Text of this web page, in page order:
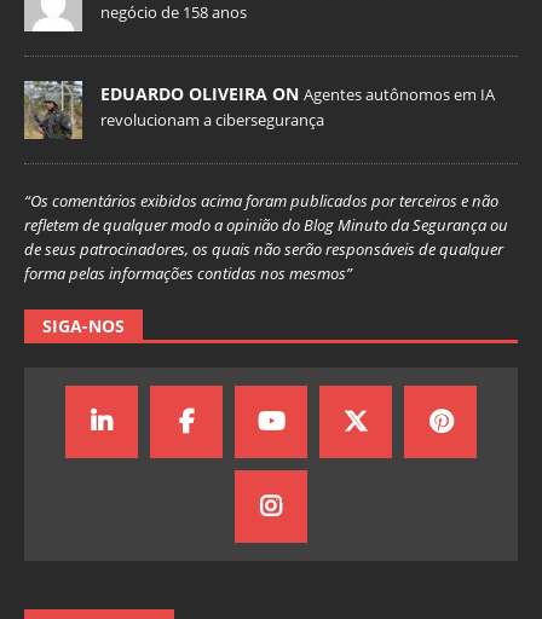
negócio de 158 anos
EDUARDO OLIVEIRA ON Agentes autônomos em IA
revolucionam a cibersegurança
“Os comentários exibidos acima foram publicados por terceiros e não
refletem de qualquer modo a opinião do Blog Minuto da Segurança ou
de seus patrocinadores, os quais não serão responsáveis de qualquer
forma pelas informações contidas nos mesmos”
SIGA-NOS